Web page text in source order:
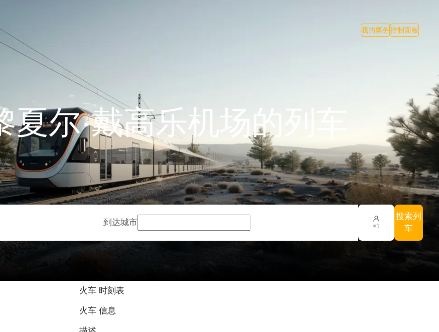
我的票务控制面板
尔·戴高乐机场的列车
到达城市 ×1
搜索列
车
火车 时刻表
火车 信息